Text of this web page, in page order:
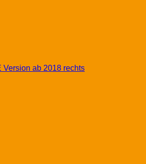
ab 2018 rechts